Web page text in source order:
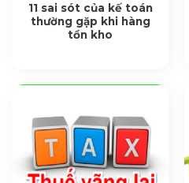
11 sai sót của kế toán
thường gặp khi hàng
tồn kho